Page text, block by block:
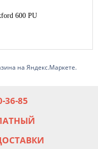
600 PU
36-85